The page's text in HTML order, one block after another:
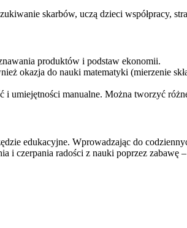
skarbów, uczą dzieci współpracy,
produktów i podstaw ekonomii.
okazja do nauki matematyki (mierzenie
umiejętności manualne. Można tworzyć
edukacyjne. Wprowadzając do
czerpania radości z nauki poprzez zabawę